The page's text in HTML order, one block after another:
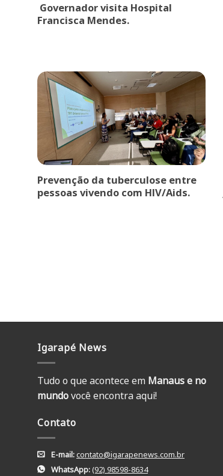
Governador visita Hospital
Francisca Mendes.
Prevenção da tuberculose entre
pessoas vivendo com HIV/Aids.
Igarapé News
Tudo o que acontece em Manaus e no
mundovocê encontra aqui!
Contato
E-mail:contato@igarapenews.com.br
WhatsApp:(92) 98598-8634